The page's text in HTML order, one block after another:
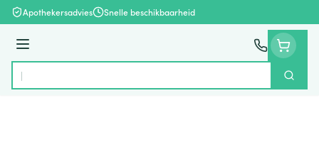
Ga naar de inhoud
Apothekersadvies Snelle beschikbaarheid
Menu
Product, merk, categorie...
Zoek